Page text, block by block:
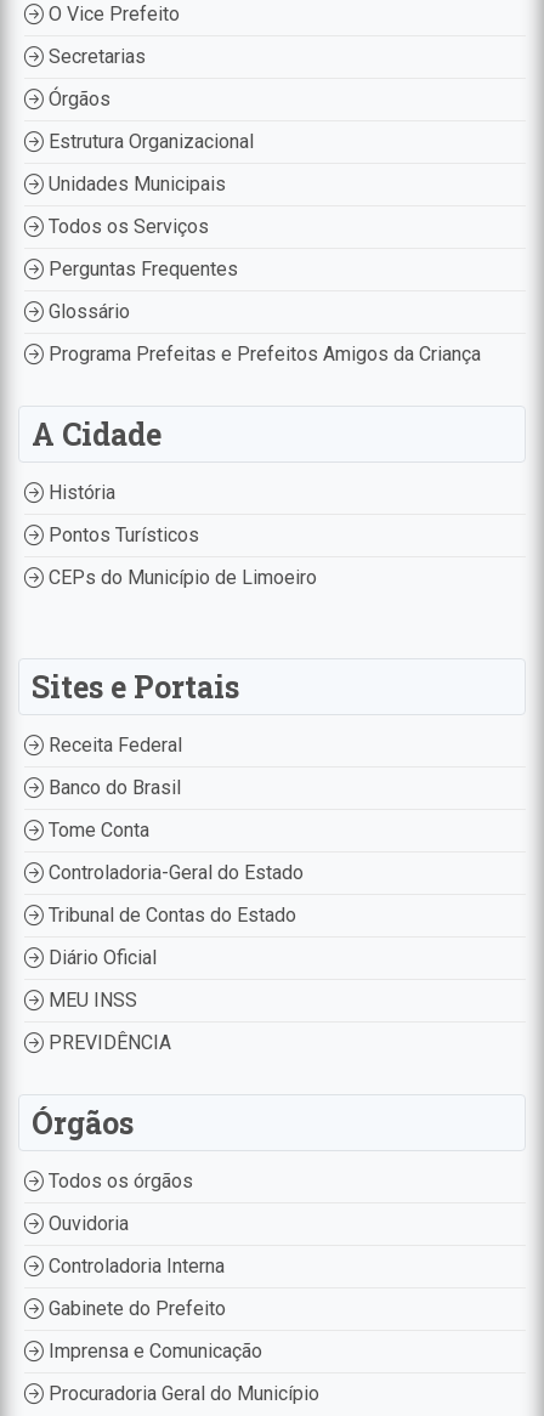
O Vice Prefeito
Secretarias
Órgãos
Estrutura Organizacional
Unidades Municipais
Todos os Serviços
Perguntas Frequentes
Glossário
Programa Prefeitas e Prefeitos Amigos da Criança
A Cidade
História
Pontos Turísticos
CEPs do Município de Limoeiro
Sites e Portais
Receita Federal
Banco do Brasil
Tome Conta
Controladoria-Geral do Estado
Tribunal de Contas do Estado
Diário Oficial
MEU INSS
PREVIDÊNCIA
Órgãos
Todos os órgãos
Ouvidoria
Controladoria Interna
Gabinete do Prefeito
Imprensa e Comunicação
Procuradoria Geral do Município